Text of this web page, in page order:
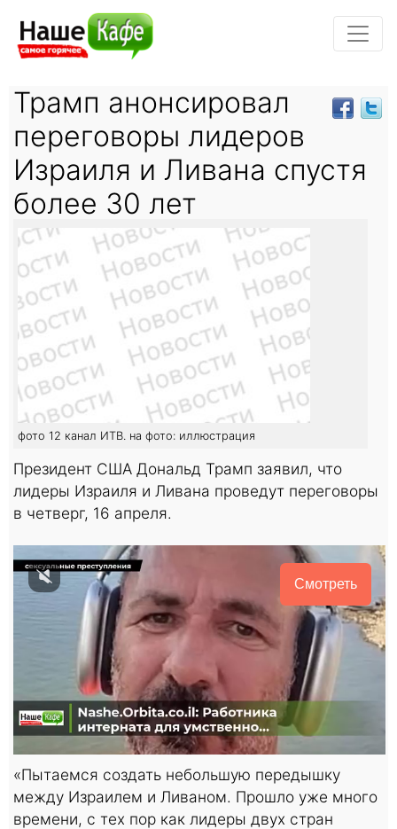
Трамп анонсировал
переговоры лидеров
Израиля и Ливана спустя
более 30 лет
фото 12 канал ИТВ. на фото: иллюстрация
Президент США Дональд Трамп заявил, что
лидеры Израиля и Ливана проведут переговоры
в четверг, 16 апреля.
Смотреть
«Пытаемся создать небольшую передышку
между Израилем и Ливаном. Прошло уже много
времени, с тех пор как лидеры двух стран